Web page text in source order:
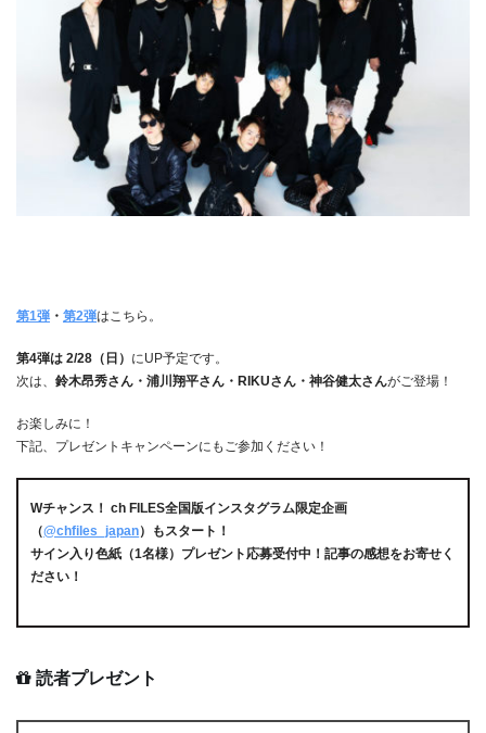
第1弾 ・ 第2弾はこちら。
第4弾は 2/28（日） にUP予定です。
次は、 鈴木昂秀さん・浦川翔平さん・RIKUさん・神谷健太さんがご登場！
お楽しみに！
下記、プレゼントキャンペーンにもご参加ください！
Wチャンス！ ch FILES全国版インスタグラム限定企画
（@chfiles_japan）もスタート！
サイン入り色紙（1名様）プレゼント応募受付中！記事の感想をお寄せく
ださい！
読者プレゼント